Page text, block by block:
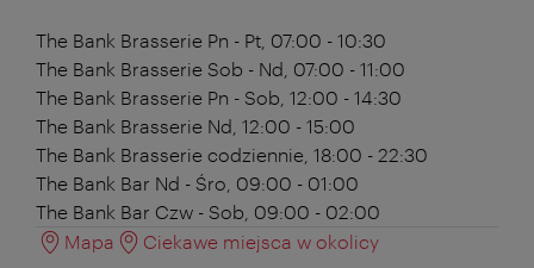
The Bank Brasserie Pn - Pt, 07:00 - 10:30
The Bank Brasserie Sob - Nd, 07:00 - 11:00
The Bank Brasserie Pn - Sob, 12:00 - 14:30
The Bank Brasserie Nd, 12:00 - 15:00
The Bank Brasserie codziennie, 18:00 - 22:30
The Bank Bar Nd - Śro, 09:00 - 01:00
The Bank Bar Czw - Sob, 09:00 - 02:00
Mapa
Ciekawe miejsca w okolicy